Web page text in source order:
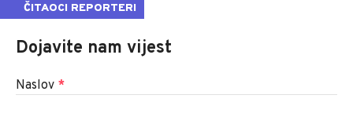
ČITAOCI REPORTERI
Dojavite nam vijest
Naslov *